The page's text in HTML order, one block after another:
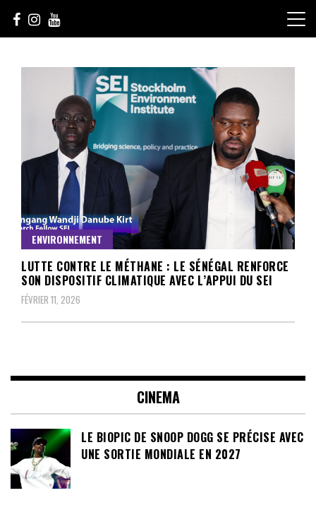
content
sunuculture
ENVIRONNEMENT
LUTTE CONTRE LE MÉTHANE : LE SÉNÉGAL RENFORCE
SON DISPOSITIF CLIMATIQUE AVEC L’APPUI DU SEI
FÉVRIER 11, 2026
CINEMA
LE BIOPIC DE SNOOP DOGG SE PRÉCISE AVEC
UNE SORTIE MONDIALE EN 2027